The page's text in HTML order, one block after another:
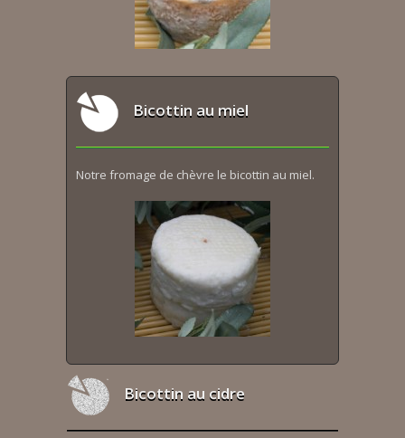
Bicottin au miel
Notre fromage de chèvre le bicottin au miel.
Bicottin au cidre